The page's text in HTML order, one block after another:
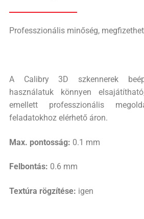
Professzionális minőség,
A Calibry 3D szkennerek
használatuk könnyen
emellett professzionális
feladatokhoz elérhető áron.
Max. pontosság: 0.1 mm
Felbontás: 0.6 mm
Textúra rögzítése: igen